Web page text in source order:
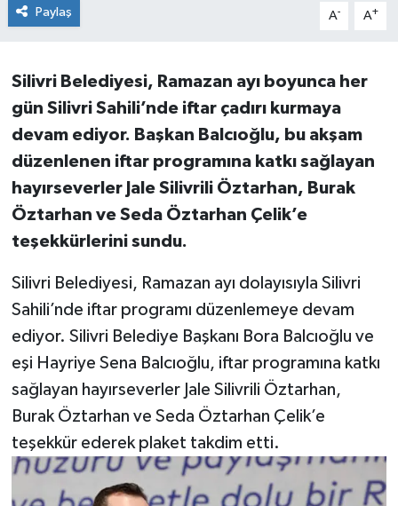
Paylaş A- A+
Silivri Belediyesi, Ramazan ayı boyunca her
gün Silivri Sahili’nde iftar çadırı kurmaya
devam ediyor. Başkan Balcıoğlu, bu akşam
düzenlenen iftar programına katkı sağlayan
hayırseverler Jale Silivrili Öztarhan, Burak
Öztarhan ve Seda Öztarhan Çelik’e
teşekkürlerini sundu.
Silivri Belediyesi, Ramazan ayı dolayısıyla Silivri
Sahili’nde iftar programı düzenlemeye devam
ediyor. Silivri Belediye Başkanı Bora Balcıoğlu ve
eşi Hayriye Sena Balcıoğlu, iftar programına katkı
sağlayan hayırseverler Jale Silivrili Öztarhan,
Burak Öztarhan ve Seda Öztarhan Çelik’e
teşekkür ederek plaket takdim etti.